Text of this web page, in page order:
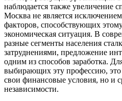
наблюдается также увеличение
Москва не является
факторов, способствующих
экономическая ситуация. В
разные сегменты населения
затруднениями, предложение
одним из способов заработка.
выбирающих эту профессию, это
свои финансовые условия, но и
независимости.